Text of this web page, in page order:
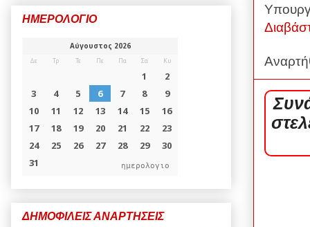
ΗΜΕΡΟΛΟΓΙΟ
ημερολογιο
ΔΗΜΟΦΙΛΕΙΣ ΑΝΑΡΤΗΣΕΙΣ